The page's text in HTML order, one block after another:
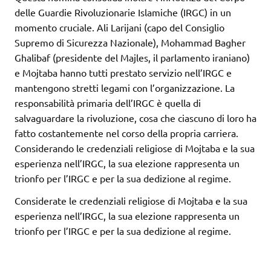
delle Guardie Rivoluzionarie Islamiche (IRGC) in un
momento cruciale. Ali Larijani (capo del Consiglio
Supremo di Sicurezza Nazionale), Mohammad Bagher
Ghalibaf (presidente del Majles, il parlamento iraniano)
e Mojtaba hanno tutti prestato servizio nell’IRGC e
mantengono stretti legami con l’organizzazione. La
responsabilità primaria dell’IRGC è quella di
salvaguardare la rivoluzione, cosa che ciascuno di loro ha
fatto costantemente nel corso della propria carriera.
Considerando le credenziali religiose di Mojtaba e la sua
esperienza nell’IRGC, la sua elezione rappresenta un
trionfo per l’IRGC e per la sua dedizione al regime.
Considerate le credenziali religiose di Mojtaba e la sua
esperienza nell’IRGC, la sua elezione rappresenta un
trionfo per l’IRGC e per la sua dedizione al regime.